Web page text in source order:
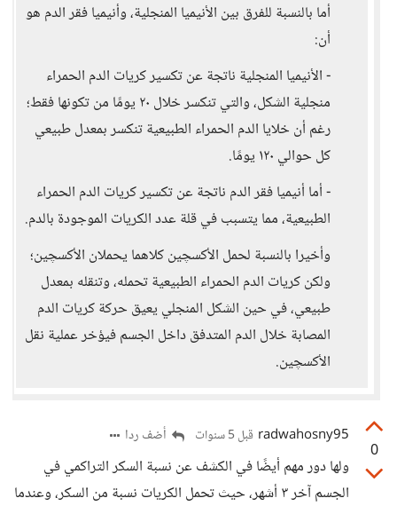
أما بالنسبة للفرق بين الأنيميا المنجلية، وأنيميا فقر الدم هو
أن:
- الأنيميا المنجلية ناتجة عن تكسير كريات الدم الحمراء
منجلية الشكل، والتي تنكسر خلال ٢٠ يومًا من تكونها فقط؛
رغم أن خلايا الدم الحمراء الطبيعية تنكسر بمعدل طبيعي
كل حوالي ١٢٠ يومًا.
- أما أنيميا فقر الدم ناتجة عن تكسير كريات الدم الحمراء
الطبيعية، مما يتسبب في قلة عدد الكريات الموجودة بالدم.
وأخيرا بالنسبة لحمل الأكسچين كلاهما يحملان الأكسچين؛
ولكن كريات الدم الحمراء الطبيعية تحمله، وتنقله بمعدل
طبيعي، في حين الشكل المنجلي يعيق حركة كريات الدم
المصابة خلال الدم المتدفق داخل الجسم فيؤخر عملية نقل
الأكسچين.
0
radwahosny95 قبل 5 سنوات أضف ردا
ولها دور مهم أيضًا في الكشف عن نسبة السكر التراكمي في
الجسم آخر ٣ أشهر، حيث تحمل الكريات نسبة من السكر، وعندما